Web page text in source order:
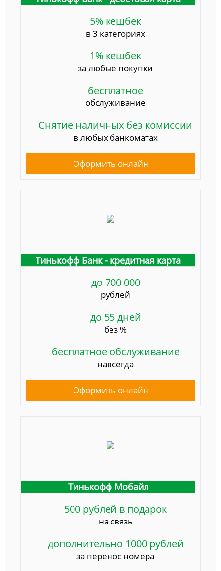
5% кешбек
в 3 категориях
1% кешбек
за любые покупки
бесплатное
обслуживание
Снятие наличных без комиссии
в любых банкоматах
Оформить онлайн
Тинькофф Банк - кредитная карта
до 700 000
рублей
до 55 дней
без %
бесплатное обслуживание
навсегда
Оформить онлайн
Тинькофф Мобайл
500 рублей в подарок
на связь
дополнительно 1000 рублей
за перенос номера